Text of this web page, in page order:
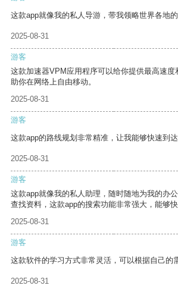
这款app就像我的私人导游，带我领略世界各地的
2025-08-31
游客
这款加速器VPM应用程序可以给你提供最高速度
助你在网络上自由移动。
2025-08-31
游客
这款app的路线规划非常精准，让我能够快速到达
2025-08-31
游客
这款app就像我的私人助理，随时随地为我的办
查找资料，这款app的搜索功能非常强大，能够
2025-08-31
游客
这款软件的学习方式非常灵活，可以根据自己的
2025-08-31